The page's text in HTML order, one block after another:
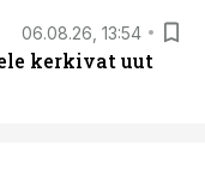
06.08.26, 13:54
kerkivat uut